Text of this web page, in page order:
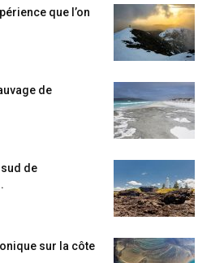
que l’on
de
sud de
sur la côte